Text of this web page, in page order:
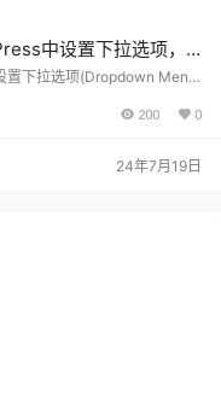
中设置下拉选项，
技巧教程
置下拉选项(Dropdown Menu)
、导航菜单还是小工具中。下
确定如何在WordPress中添加
下面将详细介绍设置的步骤和
200 0
24年7月19日